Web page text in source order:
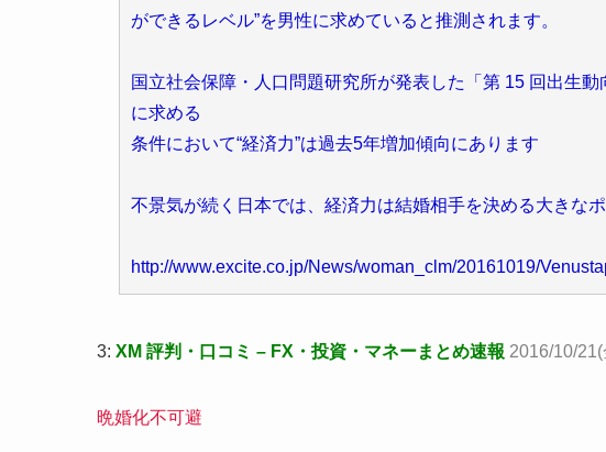
ができるレベル”を男性に求めていると推測されます。
国立社会保障・人口問題研究所が発表した「第 15 回出生
に求める
条件において“経済力”は過去5年増加傾向にあります
不景気が続く日本では、経済力は結婚相手を決める大きな
http://www.excite.co.jp/News/woman_clm/20161019/
3: XM 評判・口コミ – FX・投資・マネーまとめ速報 2016/10/
晩婚化不可避